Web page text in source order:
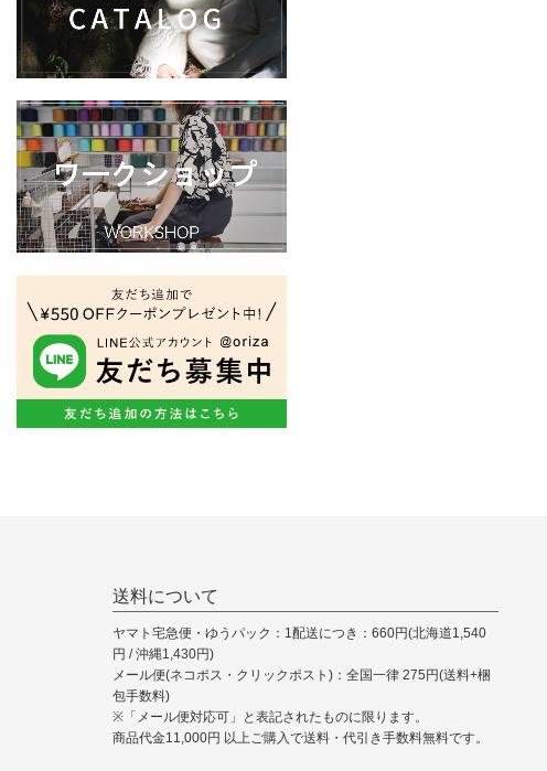
送料について
ヤマト宅急便・ゆうパック：1配送につき：660円(北海道1,540
円 / 沖縄1,430円)
メール便(ネコポス・クリックポスト)：全国一律 275円(送料+梱
包手数料)
※「メール便対応可」と表記されたものに限ります。
商品代金11,000円 以上ご購入で送料・代引き手数料無料です。